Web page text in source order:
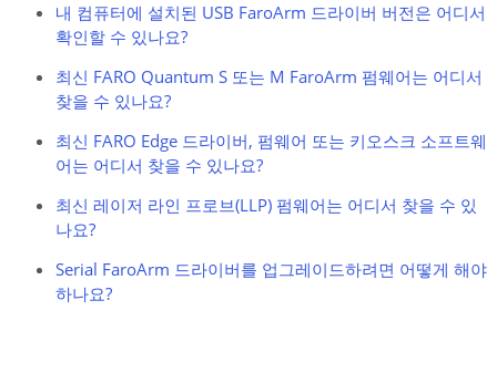
내 컴퓨터에 설치된 USB FaroArm 드라이버 버전은 어디서
확인할 수 있나요?
최신 FARO Quantum S 또는 M FaroArm 펌웨어는 어디서
찾을 수 있나요?
최신 FARO Edge 드라이버, 펌웨어 또는 키오스크 소프트웨
어는 어디서 찾을 수 있나요?
최신 레이저 라인 프로브(LLP) 펌웨어는 어디서 찾을 수 있
나요?
Serial FaroArm 드라이버를 업그레이드하려면 어떻게 해야
하나요?